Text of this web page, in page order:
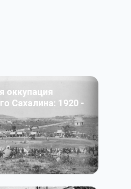
оккупация
Сахалина: 1920 -